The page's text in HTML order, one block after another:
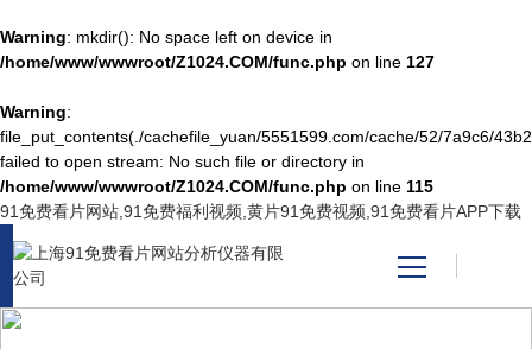
Warning: mkdir(): No space left on device in
/home/www/wwwroot/Z1024.COM/func.php on line 127
Warning:
file_put_contents(./cachefile_yuan/5551599.com/cache/52/7a9c6/
failed to open stream: No such file or directory in
/home/www/wwwroot/Z1024.COM/func.php on line 115
91免费看片网站,91免费福利视频,黄片91免费视频,91免费看片APP下载
产品中心
关于91免费看片网站